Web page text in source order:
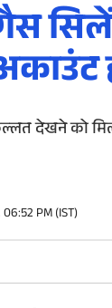
देखने को मिल
PM (IST)